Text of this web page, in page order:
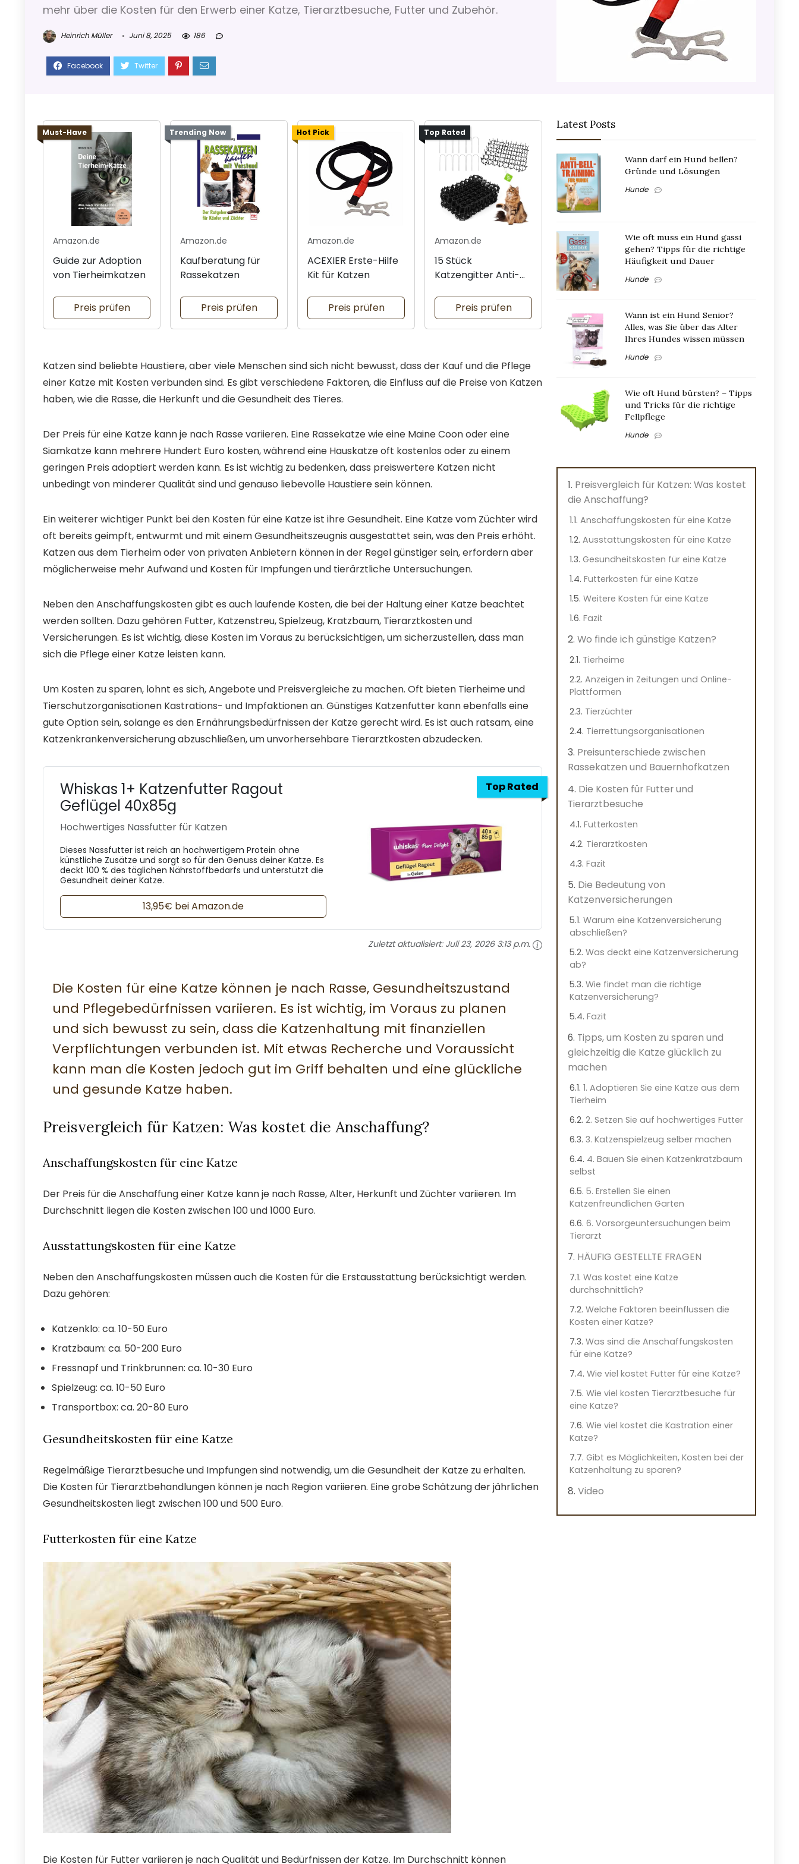
mehr über die Kosten für den Erwerb einer Katze, Tierarztbesuche, Futter und Zubehör.
Heinrich Müller Juni 8, 2025 186
Must-Have
Amazon.de
Guide zur Adoption
von Tierheimkatzen
Preis prüfen
Trending Now
Amazon.de
Kaufberatung für
Rassekatzen
Preis prüfen
Hot Pick
Amazon.de
ACEXIER Erste-Hilfe
Kit für Katzen
Preis prüfen
Top Rated
Amazon.de
15 Stück
Katzengitter Anti-
Preis prüfen
Katzen sind beliebte Haustiere, aber viele Menschen sind sich nicht bewusst, dass der Kauf und die Pflege
einer Katze mit Kosten verbunden sind. Es gibt verschiedene Faktoren, die Einfluss auf die Preise von Katzen
haben, wie die Rasse, die Herkunft und die Gesundheit des Tieres.
Der Preis für eine Katze kann je nach Rasse variieren. Eine Rassekatze wie eine Maine Coon oder eine
Siamkatze kann mehrere Hundert Euro kosten, während eine Hauskatze oft kostenlos oder zu einem
geringen Preis adoptiert werden kann. Es ist wichtig zu bedenken, dass preiswertere Katzen nicht
unbedingt von minderer Qualität sind und genauso liebevolle Haustiere sein können.
Ein weiterer wichtiger Punkt bei den Kosten für eine Katze ist ihre Gesundheit. Eine Katze vom Züchter wird
oft bereits geimpft, entwurmt und mit einem Gesundheitszeugnis ausgestattet sein, was den Preis erhöht.
Katzen aus dem Tierheim oder von privaten Anbietern können in der Regel günstiger sein, erfordern aber
möglicherweise mehr Aufwand und Kosten für Impfungen und tierärztliche Untersuchungen.
Neben den Anschaffungskosten gibt es auch laufende Kosten, die bei der Haltung einer Katze beachtet
werden sollten. Dazu gehören Futter, Katzenstreu, Spielzeug, Kratzbaum, Tierarztkosten und
Versicherungen. Es ist wichtig, diese Kosten im Voraus zu berücksichtigen, um sicherzustellen, dass man
sich die Pflege einer Katze leisten kann.
Um Kosten zu sparen, lohnt es sich, Angebote und Preisvergleiche zu machen. Oft bieten Tierheime und
Tierschutzorganisationen Kastrations- und Impfaktionen an. Günstiges Katzenfutter kann ebenfalls eine
gute Option sein, solange es den Ernährungsbedürfnissen der Katze gerecht wird. Es ist auch ratsam, eine
Katzenkrankenversicherung abzuschließen, um unvorhersehbare Tierarztkosten abzudecken.
Top Rated
Whiskas 1+ Katzenfutter Ragout
Geflügel 40x85g
Hochwertiges Nassfutter für Katzen
Dieses Nassfutter ist reich an hochwertigem Protein ohne
künstliche Zusätze und sorgt so für den Genuss deiner Katze. Es
deckt 100 % des täglichen Nährstoffbedarfs und unterstützt die
Gesundheit deiner Katze.
13,95€ bei Amazon.de
Zuletzt aktualisiert: Juli 23, 2026 3:13 p.m.
Die Kosten für eine Katze können je nach Rasse, Gesundheitszustand
und Pflegebedürfnissen variieren. Es ist wichtig, im Voraus zu planen
und sich bewusst zu sein, dass die Katzenhaltung mit finanziellen
Verpflichtungen verbunden ist. Mit etwas Recherche und Voraussicht
kann man die Kosten jedoch gut im Griff behalten und eine glückliche
und gesunde Katze haben.
Preisvergleich für Katzen: Was kostet die Anschaffung?
Anschaffungskosten für eine Katze
Der Preis für die Anschaffung einer Katze kann je nach Rasse, Alter, Herkunft und Züchter variieren. Im
Durchschnitt liegen die Kosten zwischen 100 und 1000 Euro.
Ausstattungskosten für eine Katze
Neben den Anschaffungskosten müssen auch die Kosten für die Erstausstattung berücksichtigt werden.
Dazu gehören:
Katzenklo: ca. 10-50 Euro
Kratzbaum: ca. 50-200 Euro
Fressnapf und Trinkbrunnen: ca. 10-30 Euro
Spielzeug: ca. 10-50 Euro
Transportbox: ca. 20-80 Euro
Gesundheitskosten für eine Katze
Regelmäßige Tierarztbesuche und Impfungen sind notwendig, um die Gesundheit der Katze zu erhalten.
Die Kosten für Tierarztbehandlungen können je nach Region variieren. Eine grobe Schätzung der jährlichen
Gesundheitskosten liegt zwischen 100 und 500 Euro.
Futterkosten für eine Katze
Die Kosten für Futter variieren je nach Qualität und Bedürfnissen der Katze. Im Durchschnitt können
Latest Posts
Wann darf ein Hund bellen?
Gründe und Lösungen
Hunde
Wie oft muss ein Hund gassi
gehen? Tipps für die richtige
Häufigkeit und Dauer
Hunde
Wann ist ein Hund Senior?
Alles, was Sie über das Alter
Ihres Hundes wissen müssen
Hunde
Wie oft Hund bürsten? – Tipps
und Tricks für die richtige
Fellpflege
Hunde
Preisvergleich für Katzen: Was kostet
die Anschaffung?
Anschaffungskosten für eine Katze
Ausstattungskosten für eine Katze
Gesundheitskosten für eine Katze
Futterkosten für eine Katze
Weitere Kosten für eine Katze
Fazit
Wo finde ich günstige Katzen?
Tierheime
Anzeigen in Zeitungen und Online-
Plattformen
Tierzüchter
Tierrettungsorganisationen
Preisunterschiede zwischen
Rassekatzen und Bauernhofkatzen
Die Kosten für Futter und
Tierarztbesuche
Futterkosten
Tierarztkosten
Fazit
Die Bedeutung von
Katzenversicherungen
Warum eine Katzenversicherung
abschließen?
Was deckt eine Katzenversicherung
ab?
Wie findet man die richtige
Katzenversicherung?
Fazit
Tipps, um Kosten zu sparen und
gleichzeitig die Katze glücklich zu
machen
1. Adoptieren Sie eine Katze aus dem
Tierheim
2. Setzen Sie auf hochwertiges Futter
3. Katzenspielzeug selber machen
4. Bauen Sie einen Katzenkratzbaum
selbst
5. Erstellen Sie einen
Katzenfreundlichen Garten
6. Vorsorgeuntersuchungen beim
Tierarzt
HÄUFIG GESTELLTE FRAGEN
Was kostet eine Katze
durchschnittlich?
Welche Faktoren beeinflussen die
Kosten einer Katze?
Was sind die Anschaffungskosten
für eine Katze?
Wie viel kostet Futter für eine Katze?
Wie viel kosten Tierarztbesuche für
eine Katze?
Wie viel kostet die Kastration einer
Katze?
Gibt es Möglichkeiten, Kosten bei der
Katzenhaltung zu sparen?
Video